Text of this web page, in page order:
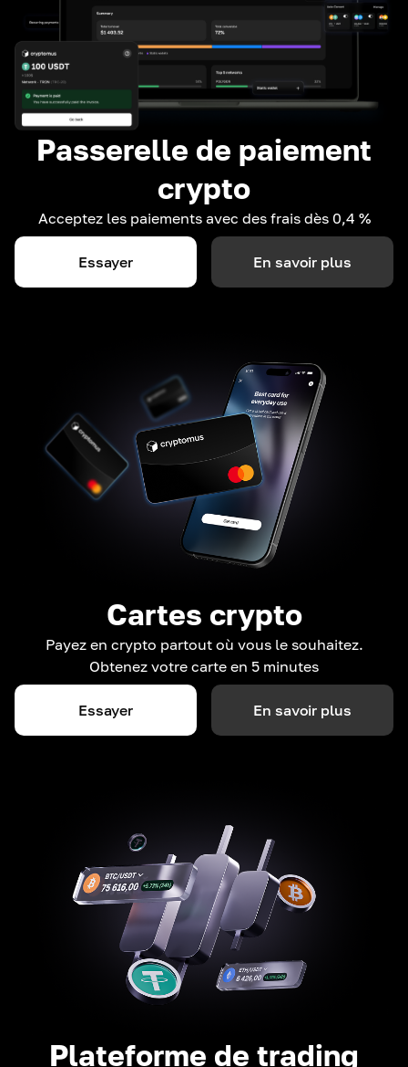
Passerelle de paiement
crypto
Acceptez les paiements avec des frais dès 0,4 %
Essayer En savoir plus
Cartes crypto
Payez en crypto partout où vous le souhaitez.
Obtenez votre carte en 5 minutes
Essayer En savoir plus
Plateforme de trading